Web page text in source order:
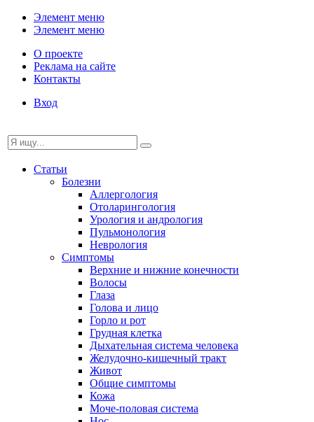
Элемент меню
Элемент меню
О проекте
Реклама на сайте
Контакты
Вход
Статьи
Болезни
Аллергология
Отоларингология
Урология и андрология
Пульмонология
Неврология
Симптомы
Верхние и нижние конечности
Волосы
Глаза
Голова и лицо
Горло и рот
Грудная клетка
Дыхательная система человека
Желудочно-кишечный тракт
Живот
Общие симптомы
Кожа
Моче-половая система